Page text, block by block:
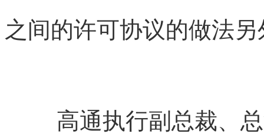
之间的许可协议的做法
高通执行副总裁、